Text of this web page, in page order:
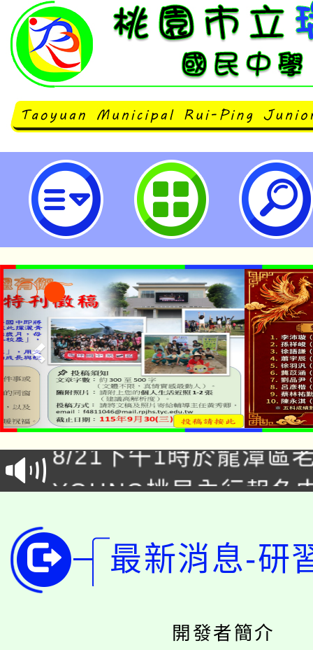
neilrpjhstyc網站設計者：徐嘉
「本色祭」8/29、30
場熱烈登場!
8/21下午1時於龍潭區
徵才活動。
YOUNG桃局內行報名
開!
115年桃園市運動會8/
田徑場及游泳池舉行。
桃園市低收入戶享有免
視費優惠，中低收入戶
大園自造教育及科技
最新消息-研
開發者簡介